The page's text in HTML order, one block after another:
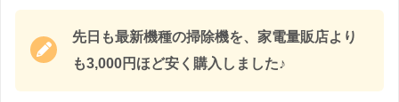
先日も最新機種の掃除機を、 家電量販店より
も3,000円ほど安く購入しました♪